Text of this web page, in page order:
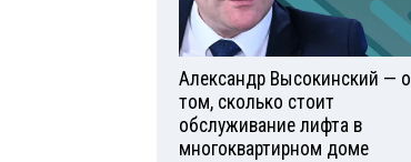
Александр Высокинский — о
том, сколько стоит
обслуживание лифта в
многоквартирном доме